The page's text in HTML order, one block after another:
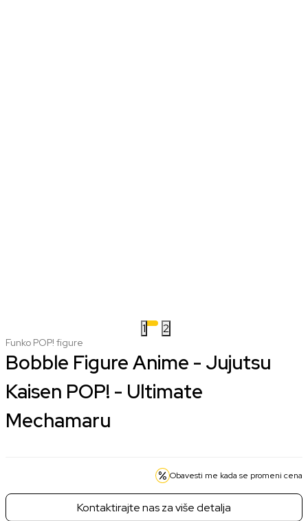
1 2
Funko POP! figure
Bobble Figure Anime - Jujutsu
Kaisen POP! - Ultimate
Mechamaru
Obavesti me kada se promeni cena
Kontaktirajte nas za više detalja